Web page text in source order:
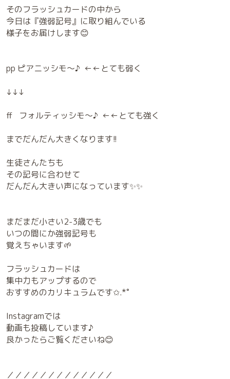
そのフラッシュカードの中から
今日は『強弱記号』に取り組んでいる
様子をお届けします😊
pp ピアニッシモ～♪ ←←とても弱く
↓↓↓
ff フォルティッシモ～♪ ←←とても強く
までだんだん大きくなります!!
生徒さんたちも
その記号に合わせて
だんだん大きい声になっています✨✨
まだまだ小さい2-3歳でも
いつの間にか強弱記号も
覚えちゃいます🌱
フラッシュカードは
集中力もアップするので
おすすめのカリキュラムです✩.*˚
Instagramでは
動画も投稿しています♪
良かったらご覧くださいね😊
／／／／／／／／／／／／／